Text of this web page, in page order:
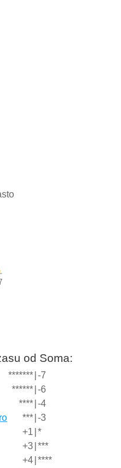
od Soma:
******* -7
****** -6
**** -4
*** -3
+1 *
+3 ***
+4 ****